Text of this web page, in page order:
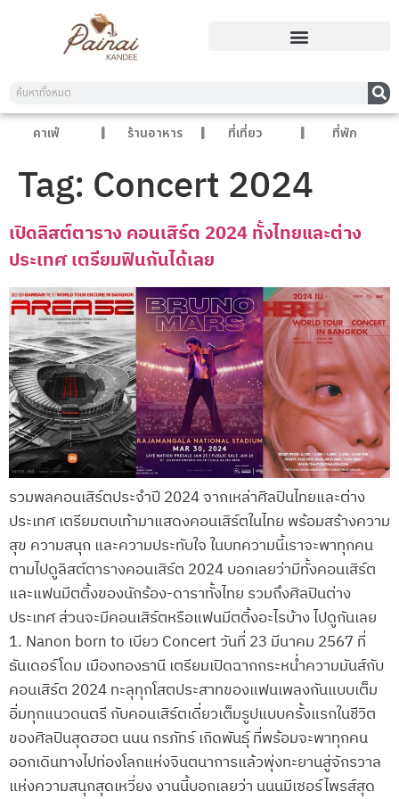
คาเฟ่ ร้านอาหาร ที่เที่ยว ที่พัก
Tag: Concert 2024
เปิดลิสต์ตาราง คอนเสิร์ต 2024 ทั้งไทยและต่าง
ประเทศ เตรียมฟินกันได้เลย
รวมพลคอนเสิร์ตประจำปี 2024 จากเหล่าศิลปินไทยและต่าง
ประเทศ เตรียมตบเท้ามาแสดงคอนเสิร์ตในไทย พร้อมสร้างความ
สุข ความสนุก และความประทับใจ ในบทความนี้เราจะพาทุกคน
ตามไปดูลิสต์ตารางคอนเสิร์ต 2024 บอกเลยว่ามีทั้งคอนเสิร์ต
และแฟนมีตติ้งของนักร้อง-ดาราทั้งไทย รวมถึงศิลปินต่าง
ประเทศ ส่วนจะมีคอนเสิร์ตหรือแฟนมีตติ้งอะไรบ้าง ไปดูกันเลย
1. Nanon born to เบียว Concert วันที่ 23 มีนาคม 2567 ที่
ธันเดอร์โดม เมืองทองธานี เตรียมเปิดฉากกระหน่ำความมันส์กับ
คอนเสิร์ต 2024 ทะลุทุกโสตประสาทของแฟนเพลงกันแบบเต็ม
อิ่มทุกแนวดนตรี กับคอนเสิร์ตเดี่ยวเต็มรูปแบบครั้งแรกในชีวิต
ของศิลปินสุดฮอต นนน กรภัทร์ เกิดพันธุ์ ที่พร้อมจะพาทุกคน
ออกเดินทางไปท่องโลกแห่งจินตนาการแล้วพุ่งทะยานสู่จักรวาล
แห่งความสนุกสุดเหวี่ยง งานนี้บอกเลยว่า นนนมีเซอร์ไพรส์สุด